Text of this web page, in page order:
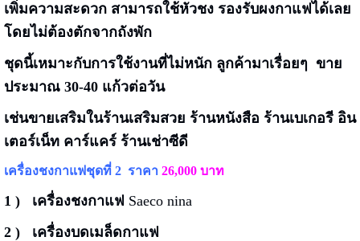
เพิ่มความสะดวก สามารถใช้หัวชง รองรับผงกาแฟได้เลย
โดยไม่ต้องตักจากถังพัก
ชุดนี้เหมาะกับการใช้งานที่ไม่หนัก ลูกค้ามาเรื่อยๆ ขาย
ประมาณ 30-40 แก้วต่อวัน
เช่นขายเสริมในร้านเสริมสวย ร้านหนังสือ ร้านเบเกอรี อิน
เตอร์เน็ท คาร์แคร์ ร้านเช่าซีดี
เครื่องชงกาแฟชุดที่ 2 ราคา26,000 บาท
1 ) เครื่องชงกาแฟ Saeco nina
2 ) เครื่องบดเมล็ดกาแฟ